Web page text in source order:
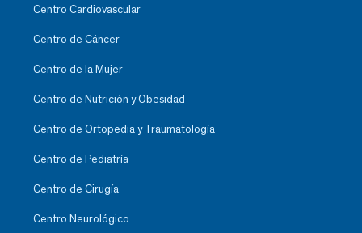
Centro Cardiovascular
Centro de Cáncer
Centro de la Mujer
Centro de Nutrición y Obesidad
Centro de Ortopedia y Traumatología
Centro de Pediatría
Centro de Cirugía
Centro Neurológico